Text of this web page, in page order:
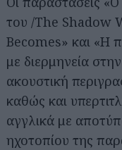
του /The Shadow
Becomes» και «Η
με διερμηνεία
ακουστική
καθώς και
αγγλικά με
ηχοτοπίου της